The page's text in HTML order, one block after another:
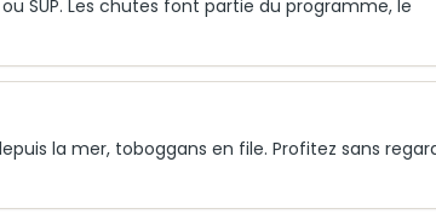
SUP. Les chutes font partie du programme, le
la mer, toboggans en file. Profitez sans